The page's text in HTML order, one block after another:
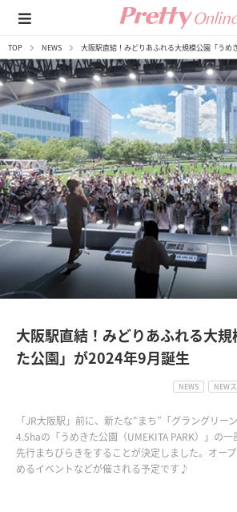
TOP NEWS 大阪駅直結！みどりあふれる大規模公園「うめ
大阪駅直結！みどりあふれる大
た公園」が2024年9月誕生
NEWS NEW
「JR大阪駅」前に、新たな“まち”「グラングリー
4.5haの「うめきた公園（UMEKITA PARK）」の
先行まちびらきをすることが決定しました。オー
めるイベントなどが催される予定です♪